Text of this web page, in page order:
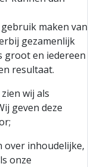
maken van
gezamenlijk
groot en iedereen
resultaat.
wij als
geven deze
over inhoudelijke,
onze